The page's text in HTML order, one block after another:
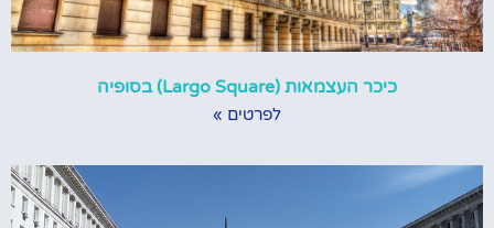
כיכר העצמאות (Largo Square) בסופיה
לפרטים »